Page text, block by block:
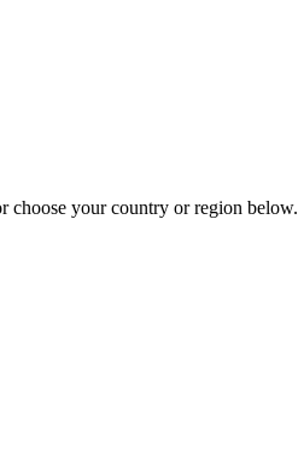
choose your country or region below.